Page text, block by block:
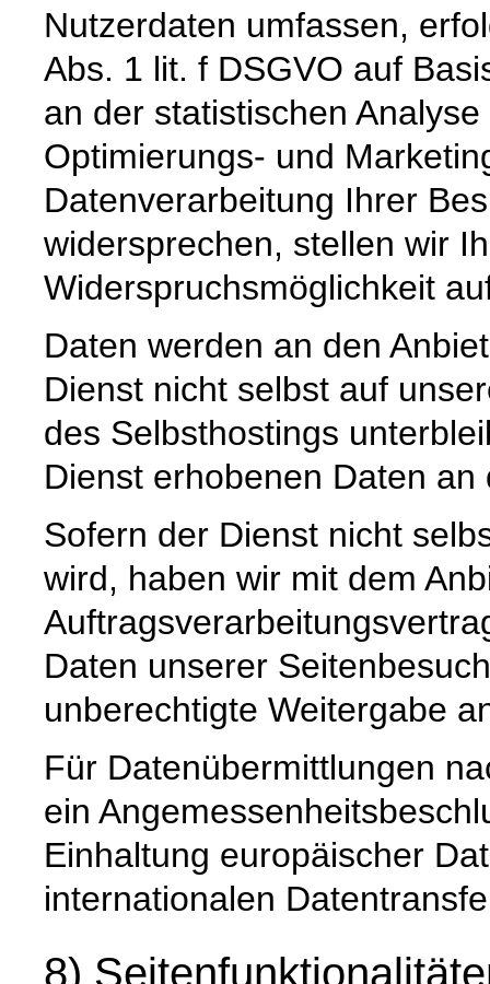
Nutzerdaten umfassen,
Abs. 1 lit. f DSGVO auf
an der statistischen
Optimierungs- und
Datenverarbeitung Ihrer
widersprechen, stellen wir
Widerspruchsmöglichkeit
Daten werden an den
Dienst nicht selbst auf
des Selbsthostings
Dienst erhobenen Daten an
Sofern der Dienst nicht
wird, haben wir mit dem
Daten unserer
unberechtigte Weitergabe
Für Datenübermittlungen
ein
Einhaltung europäischer
internationalen
8)